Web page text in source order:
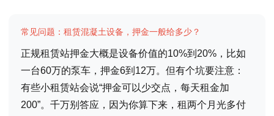
常见问题：租赁混凝土设备，押金一般给多少？
正规租赁站押金大概是设备价值的10%到20%，比如
一台60万的泵车，押金6到12万。但有个坑要注意：
有些小租赁站会说“押金可以少交点，每天租金加
200”。千万别答应，因为你算下来，租两个月光多付